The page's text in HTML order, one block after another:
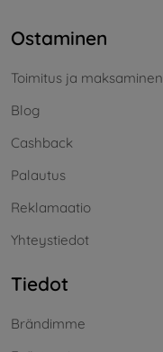
Ostaminen
Toimitus ja maksaminen
Blog
Cashback
Palautus
Reklamaatio
Yhteystiedot
Tiedot
Brändimme